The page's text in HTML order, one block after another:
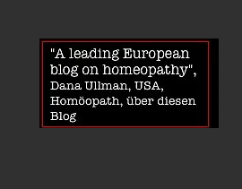
springen
News
über
Homöopathie
und